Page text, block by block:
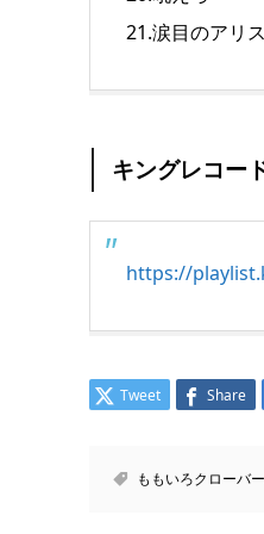
21.涙目のアリ
キングレコー
https://
Tweet Share
ももいろクローバ